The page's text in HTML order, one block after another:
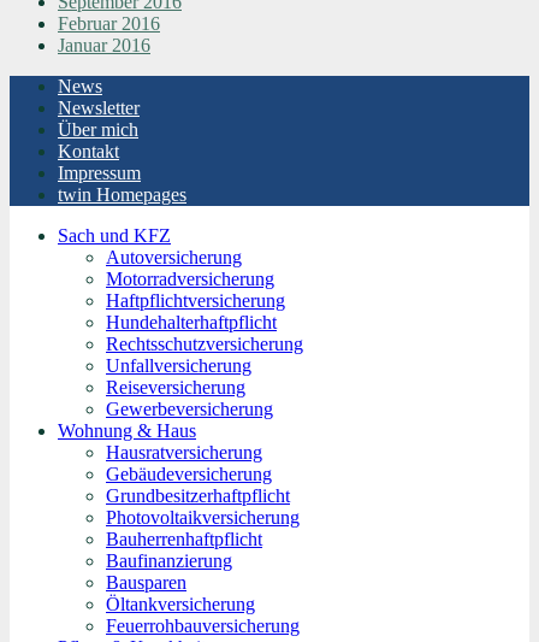
Februar 2016
Januar 2016
News
Newsletter
Über mich
Kontakt
Impressum
twin Homepages
Sach und KFZ
Autoversicherung
Motorradversicherung
Haftpflichtversicherung
Hundehalterhaftpflicht
Rechtsschutzversicherung
Unfallversicherung
Reiseversicherung
Gewerbeversicherung
Wohnung & Haus
Hausratversicherung
Gebäudeversicherung
Grundbesitzerhaftpflicht
Photovoltaikversicherung
Bauherrenhaftpflicht
Baufinanzierung
Bausparen
Öltankversicherung
Feuerrohbauversicherung